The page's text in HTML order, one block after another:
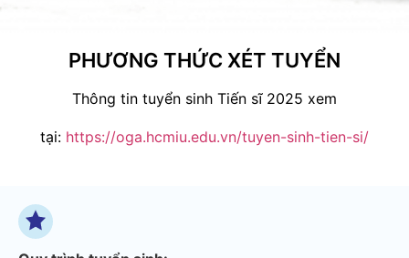
PHƯƠNG THỨC XÉT TUYỂN
Thông tin tuyển sinh Tiến sĩ 2025 xem
tại: https://oga.hcmiu.edu.vn/tuyen-sinh-tien-si/